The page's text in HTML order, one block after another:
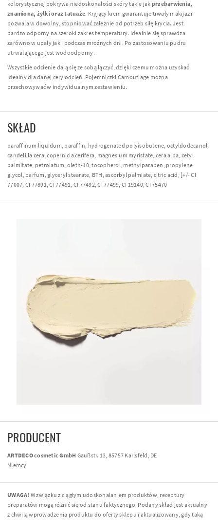
kolorystycznej pokrywa niedoskonałości skóry takie jak przebarwienia,
znamiona, żyłki oraz tatuaże. Kryjący krem gwarantuje trwały makijaż i
pozwala w dowolny, stopniować zależnie od potrzeb siłę krycia. Jest
bardzo odporny na szeroki zakres temperatury. Idealnie się sprawdza
zarówno w upały jak i podczas mroźnych dni. Po zastosowaniu pudru
utrwalającego jest wodoodporny.
Wszystkie odcienie dają się ze sobą łączyć, dzięki czemu można uzyskać
idealny dla danej cery odcień. Pojemniczki Camouflage można
przechowywać w indywidualnym zestawieniu.
SKŁAD
paraffinum liquidum, paraffin, hydrogenated polyisobutene, octyldodecanol,
candelilla cera, copernicia cerifera, magnesium myristate, cera alba, cetyl
palmitate, petrolatum, oleth-10, tocopherol, methylparaben, propylene
glycol, parfum, glyceryl stearate, BTH, ascorbyl palmiate, citric acid, [+/- CI
77007, CI 77891, CI 77491, CI 77492, CI 77499, CI 19140, CI 75470
PRODUCENT
ARTDECO cosmetic GmbH Gaußstr. 13, 85757 Karlsfeld, DE
Niemcy
UWAGA! W związku z ciągłym udoskonalaniem produktów, receptury
preparatów mogą różnić się od stanu faktycznego. Podany skład jest aktualny
z chwilą wprowadzenia produktu do oferty sklepu i aktualizowany, gdy taką